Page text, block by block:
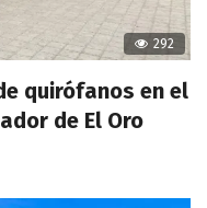
292
quirófanos en el
de El Oro